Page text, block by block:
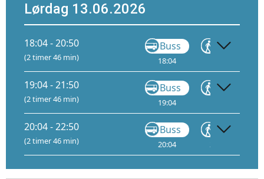
Lørdag 13.06.2026
18:04 - 20:50
(2 timer 46 min)
Buss
18:04
Gå
19:04 - 21:50
(2 timer 46 min)
Buss
19:04
Gå
20:04 - 22:50
(2 timer 46 min)
Buss
20:04
Gå
20:55